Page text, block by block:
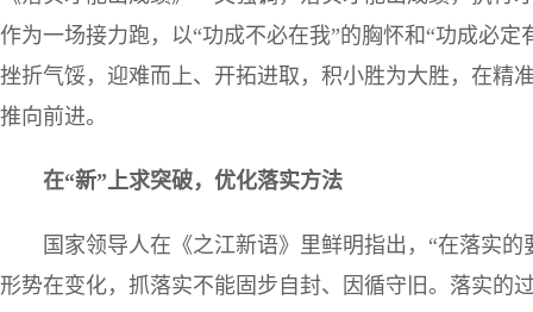
作为一场接力跑，以“功成不必在我”的胸怀和“功成必
挫折气馁，迎难而上、开拓进取，积小胜为大胜，在精
推向前进。
在“新”上求突破，优化落实方法
国家领导人在《之江新语》里鲜明指出，“在落实
形势在变化，抓落实不能固步自封、因循守旧。落实的